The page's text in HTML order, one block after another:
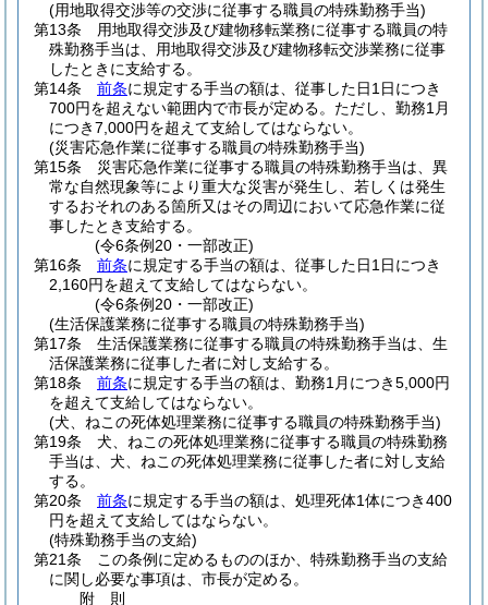
(用地取得交渉等の交渉に従事する職員の特殊勤務手当)
第13条
用地取得交渉及び建物移転業務に従事する職員の特
殊勤務手当は、用地取得交渉及び建物移転交渉業務に従事
したときに支給する。
第14条
前条に規定する手当の額は、従事した日1日につき
700円を超えない範囲内で市長が定める。 ただし、勤務1月
につき7,000円を超えて支給してはならない。
(災害応急作業に従事する職員の特殊勤務手当)
第15条
災害応急作業に従事する職員の特殊勤務手当は、異
常な自然現象等により重大な災害が発生し、若しくは発生
するおそれのある箇所又はその周辺において応急作業に従
事したとき支給する。
(令6条例20・一部改正)
第16条
前条に規定する手当の額は、従事した日1日につき
2,160円を超えて支給してはならない。
(令6条例20・一部改正)
(生活保護業務に従事する職員の特殊勤務手当)
第17条
生活保護業務に従事する職員の特殊勤務手当は、生
活保護業務に従事した者に対し支給する。
第18条
前条に規定する手当の額は、勤務1月につき5,000円
を超えて支給してはならない。
(犬、ねこの死体処理業務に従事する職員の特殊勤務手当)
第19条
犬、ねこの死体処理業務に従事する職員の特殊勤務
手当は、犬、ねこの死体処理業務に従事した者に対し支給
する。
第20条
前条に規定する手当の額は、処理死体1体につき400
円を超えて支給してはならない。
(特殊勤務手当の支給)
第21条
この条例に定めるもののほか、特殊勤務手当の支給
に関し必要な事項は、市長が定める。
附 則